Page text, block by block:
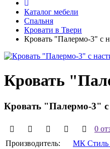
Каталог мебели
Спальня
Кровати в Твери
Кровать "Палермо-3" с
Кровать
Кровать "Палермо-3" с
0
Производитель:
МК Стиль